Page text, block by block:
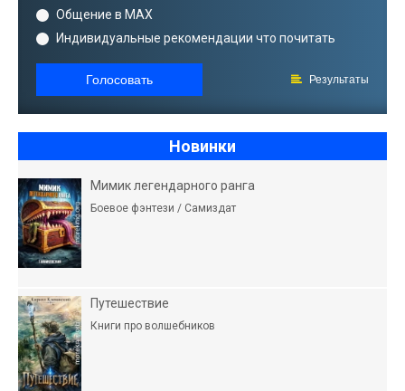
Общение в MAX
Индивидуальные рекомендации что почитать
Голосовать Результаты
Новинки
Мимик легендарного ранга
Боевое фэнтези / Самиздат
Путешествие
Книги про волшебников